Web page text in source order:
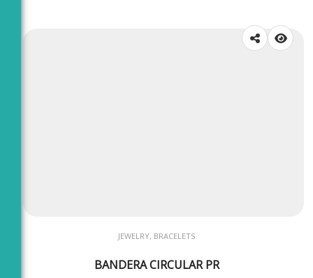
JEWELRY, BRACELETS
BANDERA CIRCULAR PR